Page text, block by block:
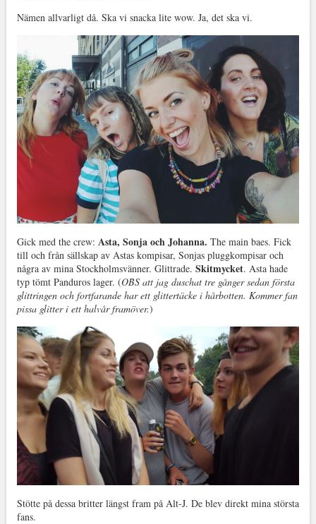
Nämen allvarligt då. Ska vi snacka lite wow. Ja, det ska vi.
Gick med the crew: Asta, Sonja och Johanna. The main baes. Fick
till och från sällskap av Astas kompisar, Sonjas pluggkompisar och
några av mina Stockholmsvänner. Glittrade. Skitmycket. Asta hade
typ tömt Panduros lager. (OBS att jag duschat tre gånger sedan första
glittringen och fortfarande har ett glittertäcke i hårbotten. Kommer fan
pissa glitter i ett halvår framöver.)
Stötte på dessa britter längst fram på Alt-J. De blev direkt mina största
fans.